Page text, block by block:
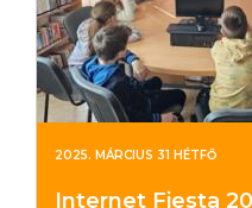
2025. MÁRCIUS 31 HÉTFŐ
Internet Fiesta